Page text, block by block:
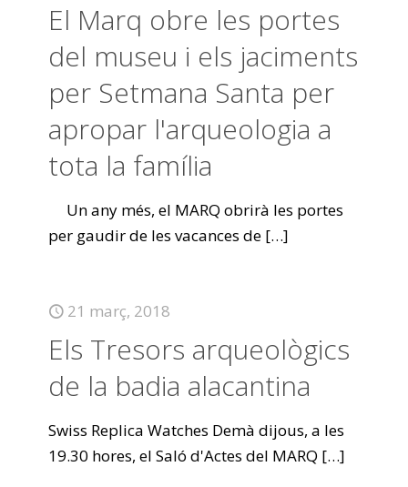
El Marq obre les portes
del museu i els jaciments
per Setmana Santa per
apropar l'arqueologia a
tota la família
Un any més, el MARQ obrirà les portes
per gaudir de les vacances de […]
21 març, 2018
Els Tresors arqueològics
de la badia alacantina
Swiss Replica Watches Demà dijous, a les
19.30 hores, el Saló d'Actes del MARQ […]